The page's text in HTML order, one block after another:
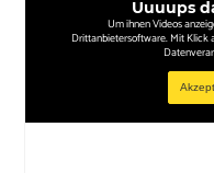
Uuuups
Um ihnen Videos
Drittanbietersoftware. Mit Klick